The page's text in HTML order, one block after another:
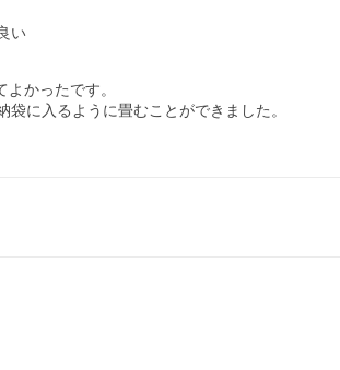
い
かったです。
に入るように畳むことができました。